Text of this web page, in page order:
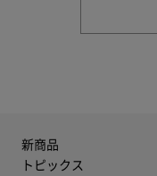
新商品
トピックス